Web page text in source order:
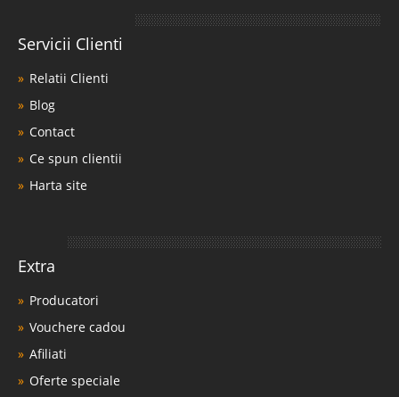
Servicii Clienti
Relatii Clienti
Blog
Contact
Ce spun clientii
Harta site
Extra
Producatori
Vouchere cadou
Afiliati
Oferte speciale